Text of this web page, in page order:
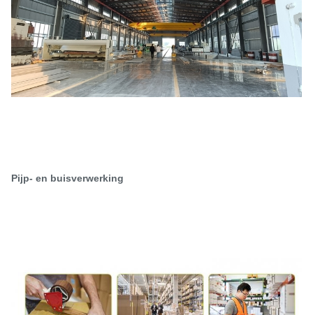
Pijp- en buisverwerking